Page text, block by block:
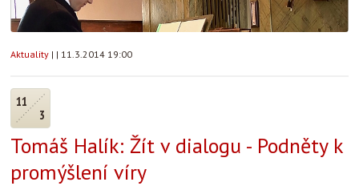
Aktuality | | 11.3.2014 19:00
11
3
Tomáš Halík: Žít v dialogu - Podněty k
promýšlení víry